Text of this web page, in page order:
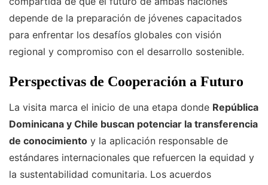
depende de la preparación de jóvenes capacitados
para enfrentar los desafíos globales con visión
regional y compromiso con el desarrollo sostenible.
Perspectivas de Cooperación a Futuro
La visita marca el inicio de una etapa donde República
Dominicana y Chile buscan potenciar la transferencia
de conocimiento y la aplicación responsable de
estándares internacionales que refuercen la equidad y
la sustentabilidad comunitaria. Los acuerdos